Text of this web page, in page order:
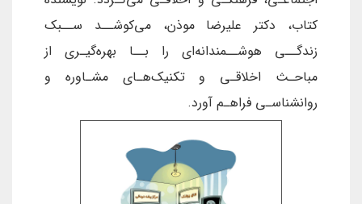
کتاب، دکتر علیرضا موذن، می‌کوشــد ســبک
زندگــی هوشــمندانه‌ای را بــا بهره‌گیـری از
مباحـث اخلاقـی و تکنیک‌هـای مشـاوره و
روانشناسـی فراهـم آورد.